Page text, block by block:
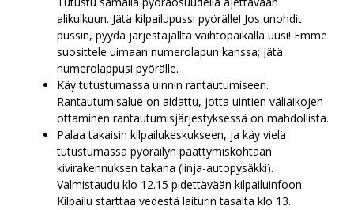
alikulkuun. Jätä kilpailupussi pyörälle! Jos unohdit
pussin, pyydä järjestäjälltä vaihtopaikalla uusi! Emme
suosittele uimaan numerolapun kanssa; Jätä
numerolappusi pyörälle.
Käy tutustumassa uinnin rantautumiseen.
Rantautumisalue on aidattu, jotta uintien väliaikojen
ottaminen rantautumisjärjestyksessä on mahdollista.
Palaa takaisin kilpailukeskukseen, ja käy vielä
tutustumassa pyöräilyn päättymiskohtaan
kivirakennuksen takana (linja-autopysäkki).
Valmistaudu klo 12.15 pidettävään kilpailuinfoon.
Kilpailu starttaa vedestä laiturin tasalta klo 13.